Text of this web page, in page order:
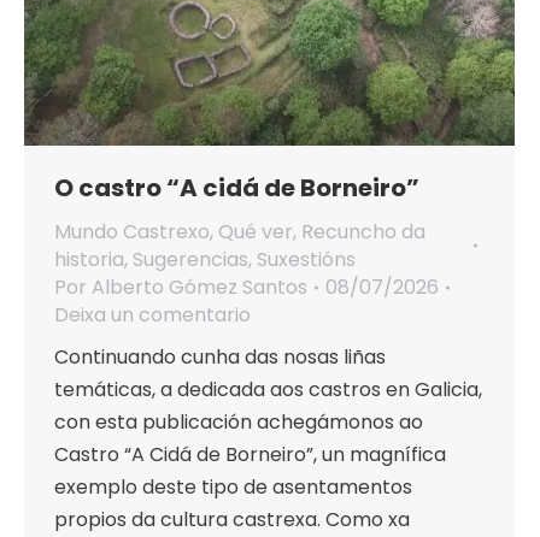
O castro “A cidá de Borneiro”
Mundo Castrexo, Qué ver, Recuncho da
historia, Sugerencias, Suxestións
Por Alberto Gómez Santos
08/07/2026
Deixa un comentario
Continuando cunha das nosas liñas
temáticas, a dedicada aos castros en Galicia,
con esta publicación achegámonos ao
Castro “A Cidá de Borneiro”, un magnífica
exemplo deste tipo de asentamentos
propios da cultura castrexa. Como xa